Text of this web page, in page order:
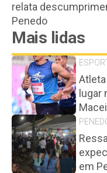
relata
Penedo
Mais lidas
lugar
em